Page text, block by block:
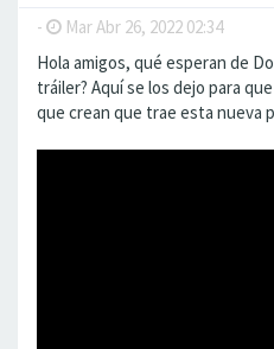
- Mar Abr 26, 2022 02:34
Hola amigos, qué esperan de
tráiler? Aquí se los dejo para
que crean que trae esta nueva